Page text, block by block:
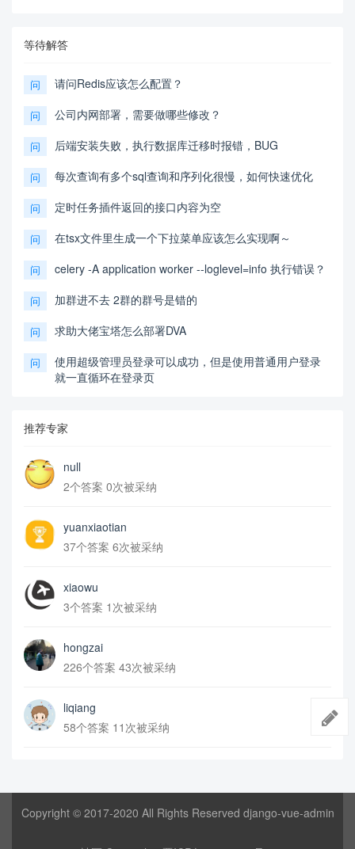
等待解答
问 请问Redis应该怎么配置？
问 公司内网部署，需要做哪些修改？
问 后端安装失败，执行数据库迁移时报错，BUG
问 每次查询有多个sql查询和序列化很慢，如何快速优化
问 定时任务插件返回的接口内容为空
问 在tsx文件里生成一个下拉菜单应该怎么实现啊～
问 celery -A application worker --loglevel=info 执行错误？
问 加群进不去 2群的群号是错的
问 求助大佬宝塔怎么部署DVA
问
使用超级管理员登录可以成功，但是使用普通用户登录
就一直循环在登录页
推荐专家
null
2个答案 0次被采纳
yuanxiaotian
37个答案 6次被采纳
xiaowu
3个答案 1次被采纳
hongzai
226个答案 43次被采纳
liqiang
58个答案 11次被采纳
Copyright © 2017-2020 All Rights Reserved django-vue-admin